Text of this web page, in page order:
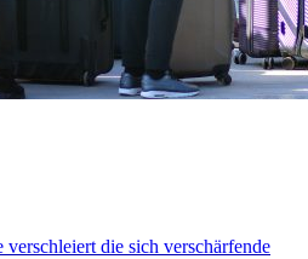
die sich verschärfende